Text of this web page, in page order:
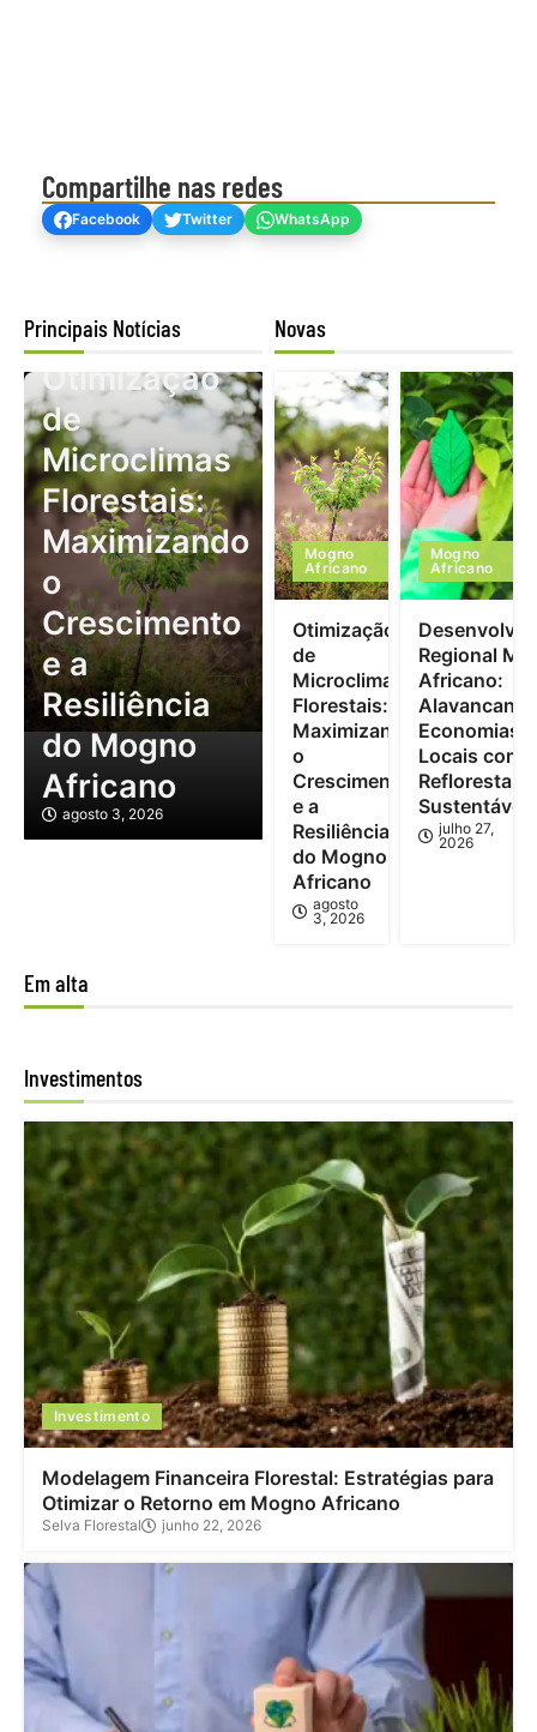
Compartilhe nas redes
Facebook Twitter WhatsApp
Principais Notícias
Mogno Africano
Otimização
de
Microclimas
Florestais:
Maximizando
o
Crescimento
e a
Resiliência
do Mogno
Africano
agosto 3, 2026
Novas
Mogno
Africano
Otimização
de
Microclimas
Florestais:
Maximizando
o
Crescimento
e a
Resiliência
do Mogno
Africano
agosto
3, 2026
Mogno
Africano
Regional
Africano:
Economias
Locais com
Sustentável
julho 27,
2026
Em alta
Investimentos
Investimento
Modelagem Financeira Florestal: Estratégias para
Otimizar o Retorno em Mogno Africano
Selva Florestal junho 22, 2026